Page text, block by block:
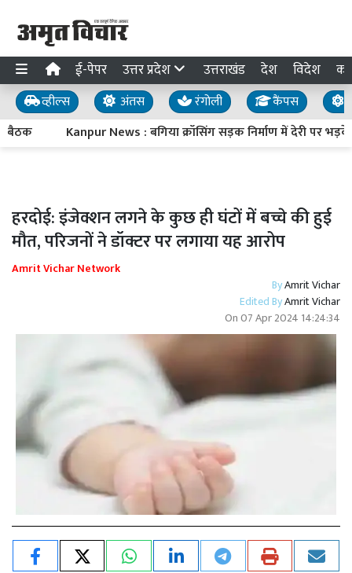
ई-पेपर उत्तर प्रदेश उत्तराखंड देश विदेश
व्हील्स अंतस रंगोली कैंपस
बैठक
Kanpur News : बगिया क्रॉसिंग सड़क निर्माण में देरी पर
हरदोई: इंजेक्शन लगने के कुछ ही घंटों में बच्चे की हुई
मौत, परिजनों ने डॉक्टर पर लगाया यह आरोप
Amrit Vichar Network
ByAmrit Vichar
Edited ByAmrit Vichar
On07 Apr 2024 14:24:34